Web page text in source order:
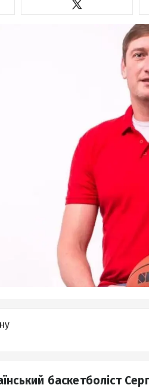
баскетболіст